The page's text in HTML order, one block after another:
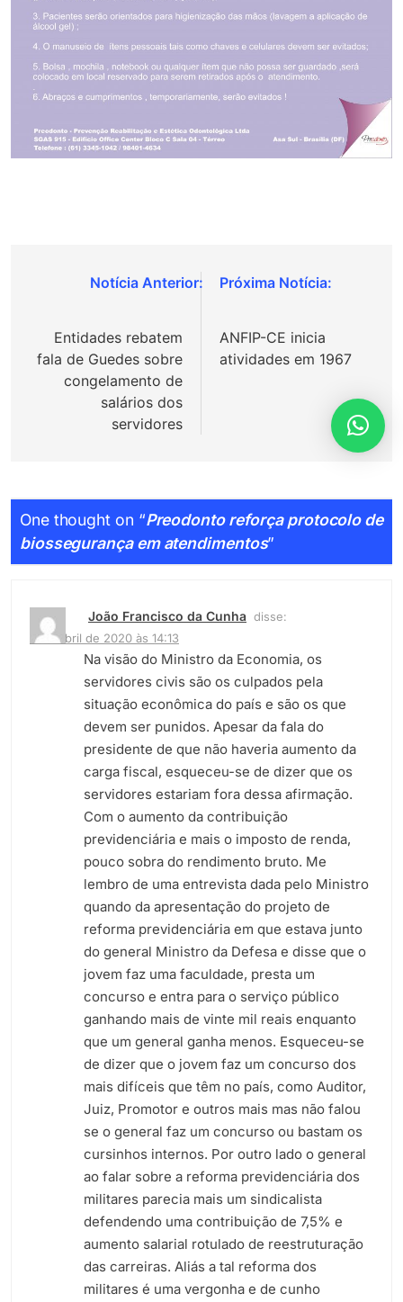
Navegação
Post
Entidades rebatem
fala de Guedes sobre
congelamento de
salários dos
servidores
ANFIP-CE inicia
atividades em 1967
One thought on “Preodonto reforça protocolo de
biossegurança em atendimentos”
João Francisco da Cunha disse:
9 de abril de 2020 às 14:13
Na visão do Ministro da Economia, os
servidores civis são os culpados pela
situação econômica do país e são os que
devem ser punidos. Apesar da fala do
presidente de que não haveria aumento da
carga fiscal, esqueceu-se de dizer que os
servidores estariam fora dessa afirmação.
Com o aumento da contribuição
previdenciária e mais o imposto de renda,
pouco sobra do rendimento bruto. Me
lembro de uma entrevista dada pelo Ministro
quando da apresentação do projeto de
reforma previdenciária em que estava junto
do general Ministro da Defesa e disse que o
jovem faz uma faculdade, presta um
concurso e entra para o serviço público
ganhando mais de vinte mil reais enquanto
que um general ganha menos. Esqueceu-se
de dizer que o jovem faz um concurso dos
mais difíceis que têm no país, como Auditor,
Juiz, Promotor e outros mais mas não falou
se o general faz um concurso ou bastam os
cursinhos internos. Por outro lado o general
ao falar sobre a reforma previdenciária dos
militares parecia mais um sindicalista
defendendo uma contribuição de 7,5% e
aumento salarial rotulado de reestruturação
das carreiras. Aliás a tal reforma dos
militares é uma vergonha e de cunho